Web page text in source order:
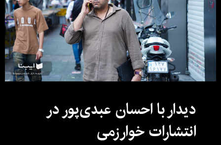
دیدار با احسان عبدی‌پور در
انتشارات خوارزمی